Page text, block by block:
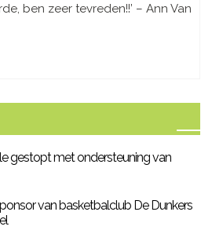
ben zeer tevreden!!’ – Ann Van
gestopt met ondersteuning van
van basketbalclub De Dunkers